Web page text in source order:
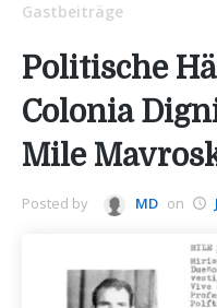
Gastbeiträge
Politische
Colonia
Mile
Posted by MD on